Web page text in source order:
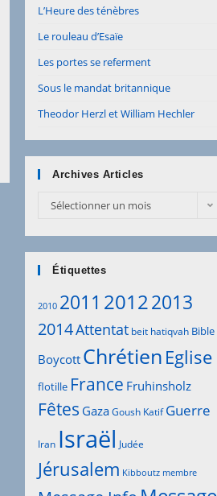
L’Heure des ténèbres
Le rouleau d’Esaïe
Les portes se referment
Sous le mandat britannique
Theodor Herzl et William Hechler
Archives Articles
Archives
Sélectionner un mois
Étiquettes
2010 2011 20122013
2014Attentat beit hatiqvah Bible
Boycott Chrétien Eglise
flotille France Fruhinsholz
Fêtes GazaGoush Katif Guerre
Iran Israël Judée
Jérusalem Kibboutz membre